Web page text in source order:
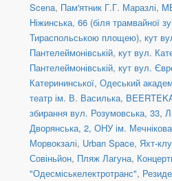
Scena, Пам'ятник Г.Г. Маразлі,
Ніжинська, 66 (біля трамвайної
Тираспольською площею), кут
Пантелеймонівській, кут вул.
Пантелеймонівській, кут вул.
Катерининської, Одеський
театр ім. В. Василька,
збирання вул. Розумовська, 33,
Дворянська, 2, ОНУ ім. Мечнікова
Морвокзалі, Urban Space, Яхт-
Совіньйон, Пляж Лагуна,
"Одесміськелектротранс",